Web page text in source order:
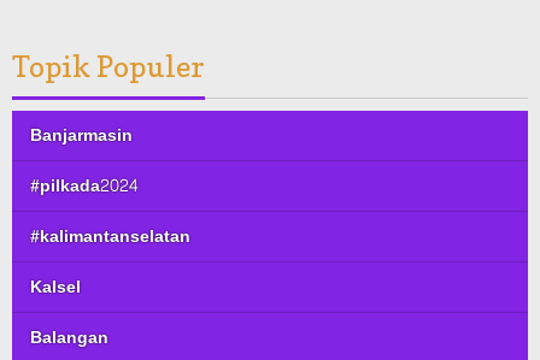
Topik Populer
Banjarmasin
#pilkada2024
#kalimantanselatan
Kalsel
Balangan